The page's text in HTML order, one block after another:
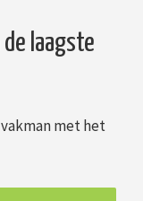
laagste
met het